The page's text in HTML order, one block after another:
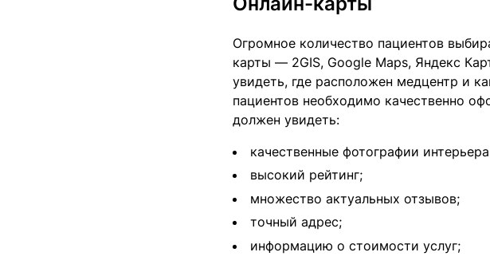
Огромное количество пациентов
карты — 2GIS, Google Maps, Яндекс
увидеть, где расположен медцентр и
пациентов необходимо качественно
должен увидеть:
качественные фотографии
высокий рейтинг;
множество актуальных отзывов;
точный адрес;
информацию о стоимости услуг;